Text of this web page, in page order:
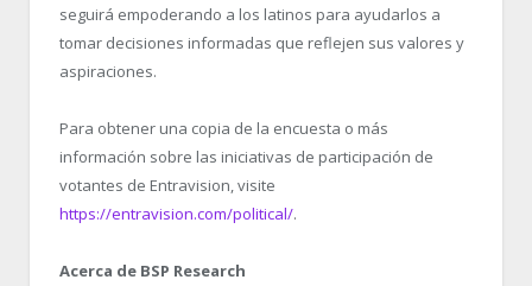
seguirá empoderando a los latinos para ayudarlos a
tomar decisiones informadas que reflejen sus valores y
aspiraciones.
Para obtener una copia de la encuesta o más
información sobre las iniciativas de participación de
votantes de Entravision, visite
https://entravision.com/political/.
Acerca de BSP Research